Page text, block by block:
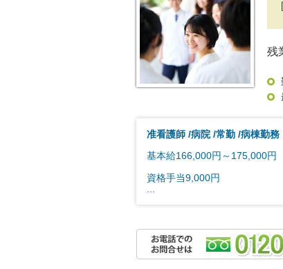
残
准看護師 病院 常勤 病棟勤務
基本給166,000円～175,000円
資格手当9,000円